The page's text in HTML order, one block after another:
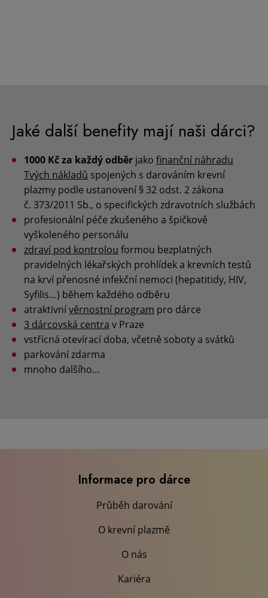
Jaké další benefity mají naši dárci?
1000 Kč za každý odběr jako finanční náhradu
Tvých nákladů spojených s darováním krevní
plazmy podle ustanovení § 32 odst. 2 zákona
č. 373/2011 Sb., o specifických zdravotních službách
profesionální péče zkušeného a špičkově
vyškoleného personálu
zdraví pod kontrolou formou bezplatných
pravidelných lékařských prohlídek a krevních testů
na krví přenosné infekční nemoci (hepatitidy, HIV,
Syfilis…) během každého odběru
atraktivnívěrnostní program pro dárce
3 dárcovská centra v Praze
vstřícná otevírací doba, včetně soboty a svátků
parkování zdarma
mnoho dalšího…
Informace pro dárce
Průběh darování
O krevní plazmě
O nás
Kariéra